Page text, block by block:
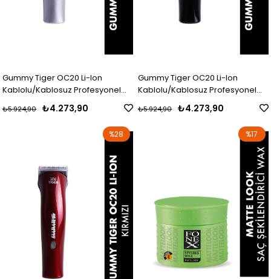
Gummy Tiger OC20 Li-Ion
Kablolu/Kablosuz Profesyonel
(Gümüs)
₺4.273,90
₺5.924,90
Gummy Tiger OC20 Li-Ion
Kablolu/Kablosuz Profesyonel
(Siyah)
₺4.273,90
₺5.924,90
%28 %17